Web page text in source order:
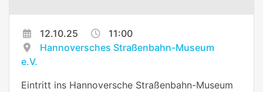
12.10.25
11:00
Hannoversches Straßenbahn-Museum
e.V.
Eintritt ins Hannoversche Straßenbahn-Museum